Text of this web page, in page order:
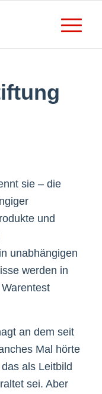
sie – die
und
unabhängigen
werden in
an dem seit
Mal hörte
als Leitbild
sei. Aber